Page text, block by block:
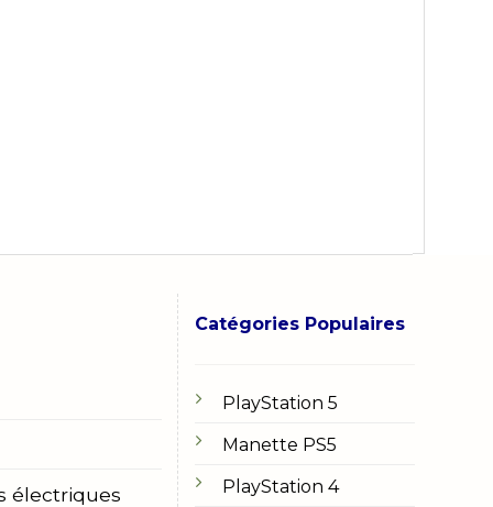
électriques
Catégories Populaires
PlayStation 5
Manette PS5
PlayStation 4